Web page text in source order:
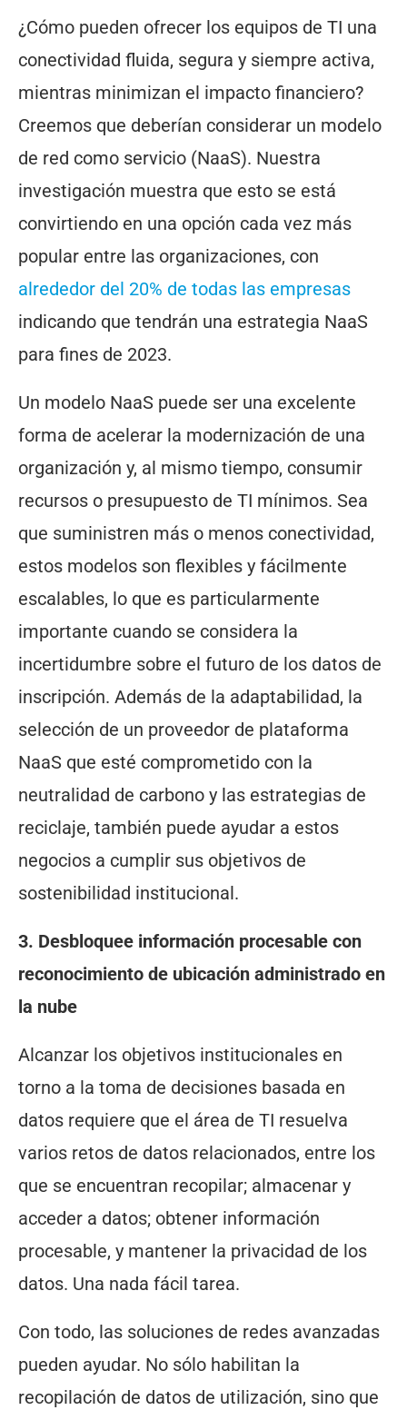
¿Cómo pueden ofrecer los equipos de TI una
conectividad fluida, segura y siempre activa,
mientras minimizan el impacto financiero?
Creemos que deberían considerar un modelo
de red como servicio (NaaS). Nuestra
investigación muestra que esto se está
convirtiendo en una opción cada vez más
popular entre las organizaciones, con
alrededor del 20% de todas las empresas
indicando que tendrán una estrategia NaaS
para fines de 2023.
Un modelo NaaS puede ser una excelente
forma de acelerar la modernización de una
organización y, al mismo tiempo, consumir
recursos o presupuesto de TI mínimos. Sea
que suministren más o menos conectividad,
estos modelos son flexibles y fácilmente
escalables, lo que es particularmente
importante cuando se considera la
incertidumbre sobre el futuro de los datos de
inscripción. Además de la adaptabilidad, la
selección de un proveedor de plataforma
NaaS que esté comprometido con la
neutralidad de carbono y las estrategias de
reciclaje, también puede ayudar a estos
negocios a cumplir sus objetivos de
sostenibilidad institucional.
3. Desbloquee información procesable con
reconocimiento de ubicación administrado en
la nube
Alcanzar los objetivos institucionales en
torno a la toma de decisiones basada en
datos requiere que el área de TI resuelva
varios retos de datos relacionados, entre los
que se encuentran recopilar; almacenar y
acceder a datos; obtener información
procesable, y mantener la privacidad de los
datos. Una nada fácil tarea.
Con todo, las soluciones de redes avanzadas
pueden ayudar. No sólo habilitan la
recopilación de datos de utilización, sino que